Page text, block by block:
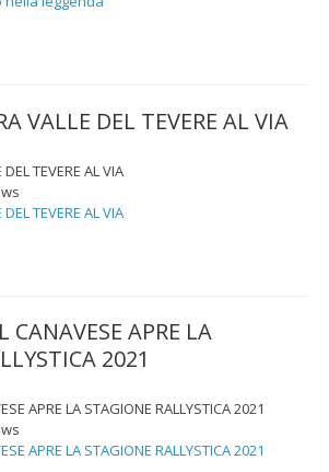
VALLE DEL TEVERE AL VIA
DEL TEVERE AL VIA
DEL TEVERE AL VIA
CANAVESE APRE LA
2021
APRE LA STAGIONE RALLYSTICA 2021
APRE LA STAGIONE RALLYSTICA 2021